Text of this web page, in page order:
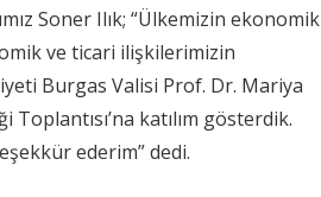
Soner Ilık; “Ülkemizin ekonomik
ve ticari ilişkilerimizin
Burgas Valisi Prof. Dr. Mariya
Toplantısı’na katılım gösterdik.
ederim” dedi.